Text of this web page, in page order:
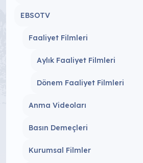
EBSOTV
Faaliyet Filmleri
Aylık Faaliyet Filmleri
Dönem Faaliyet Filmleri
Anma Videoları
Basın Demeçleri
Kurumsal Filmler